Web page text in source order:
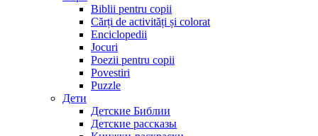
Biblii pentru copii
Cărți de activități și colorat
Enciclopedii
Jocuri
Poezii pentru copii
Povestiri
Puzzle
Дети
Детские Библии
Детские рассказы